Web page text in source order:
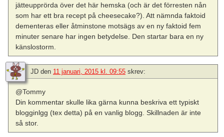
jätteupprörda över det här hemska (och är det förresten nån
som har ett bra recept på cheesecake?). Att nämnda faktoid
dementeras eller åtminstone motsägs av en ny faktoid fem
minuter senare har ingen betydelse. Den startar bara en ny
känslostorm.
JD den 11 januari, 2015 kl. 09:55 skrev:
@Tommy
Din kommentar skulle lika gärna kunna beskriva ett typiskt
blogginlgg (tex detta) på en vanlig blogg. Skillnaden är inte
så stor.